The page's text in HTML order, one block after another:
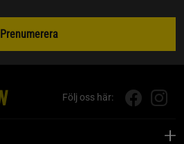
Prenumerera
Följ oss här: